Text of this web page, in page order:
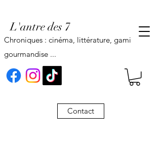
L'antre des 7
Contact
Chroniques : cinéma, littérature, gaming,
gourmandise ...